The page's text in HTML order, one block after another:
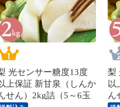
光センサー糖度13度
上保証 新甘泉（しんか
せん）2kg詰（5～6玉
梨
以
ん